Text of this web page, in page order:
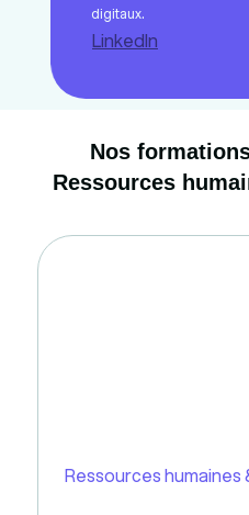
digitaux.
LinkedIn
Nos
Ressources
Ressources